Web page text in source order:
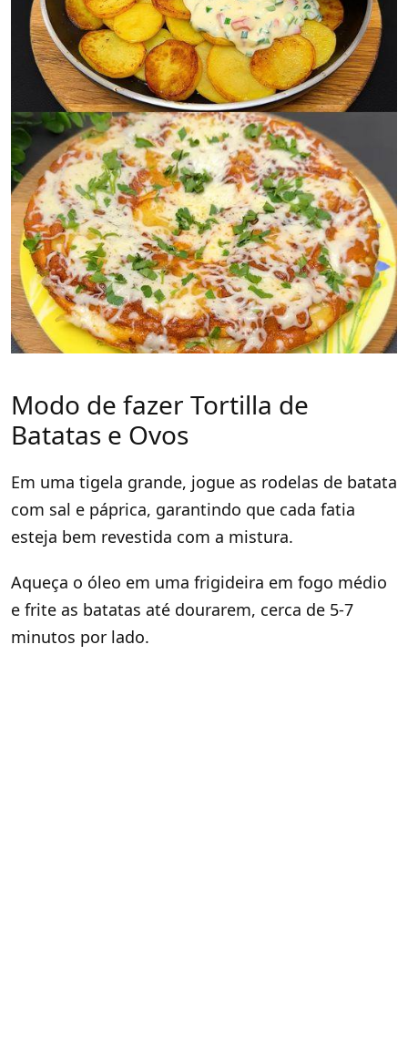
Modo de fazer Tortilla de
Batatas e Ovos
Em uma tigela grande, jogue as rodelas de batata
com sal e páprica, garantindo que cada fatia
esteja bem revestida com a mistura.
Aqueça o óleo em uma frigideira em fogo médio
e frite as batatas até dourarem, cerca de 5-7
minutos por lado.